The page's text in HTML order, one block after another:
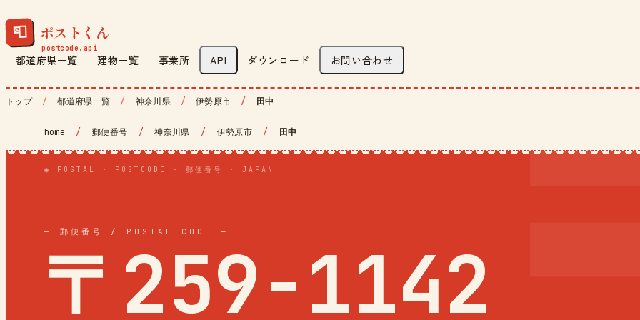
📮 ポストくん
都道府県一覧 建物一覧 事業所 API ダウンロード お問い合わせ
トップ 都道府県一覧 神奈川県 伊勢原市 田中
home / 郵便番号 / 神奈川県 / 伊勢原市 / 田中
◉ POSTAL · POSTCODE · 郵便番号 · JAPAN
— 郵便番号 / POSTAL CODE —
〒259-1142